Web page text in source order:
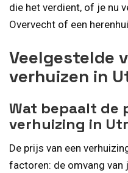
die het verdient, of je nu
Overvecht of een
Veelgestelde
verhuizen in
Wat bepaalt de
verhuizing in
De prijs van een
factoren: de omvang van